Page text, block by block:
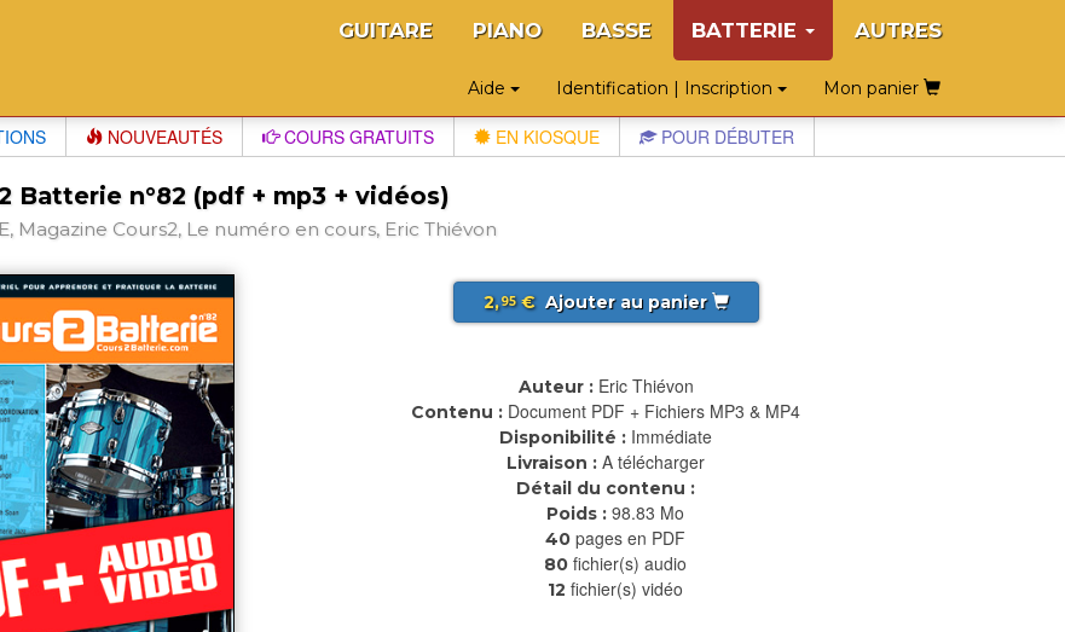
GUITARE PIANO BASSE BATTERIE AUTRES
Aide Identification | Inscription Mon panier
NOUVEAUTÉS COURS GRATUITS EN KIOSQUE POUR DÉBUTER
Batterie n°82 (pdf + mp3 + vidéos)
Magazine Cours2, Le numéro en cours, Eric Thiévon
2,95€ Ajouter au panier
Auteur : Eric Thiévon
Contenu : Document PDF + Fichiers MP3 & MP4
Disponibilité : Immédiate
Livraison : A télécharger
Détail du contenu :
Poids : 98.83 Mo
40 pages en PDF
80 fichier(s) audio
12 fichier(s) vidéo